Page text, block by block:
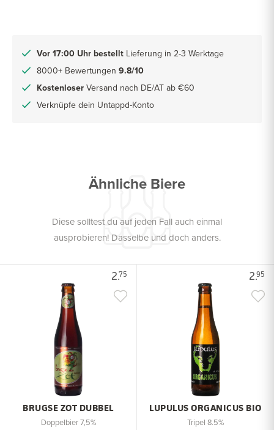
Vor 17:00 Uhr bestellt Lieferung in 2-3 Werktage
8000+ Bewertungen 9.8/10
Kostenloser Versand nach DE/AT ab €60
Verknüpfe dein Untappd-Konto
Ähnliche Biere
Diese solltest du auf jeden Fall auch einmal
ausprobieren! Dasselbe und doch anders.
2.75
BRUGSE ZOT DUBBEL
Doppelbier 7,5%
2.95
LUPULUS ORGANICUS BIO
Tripel 8.5%